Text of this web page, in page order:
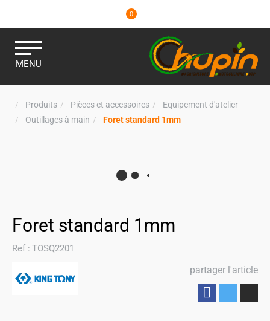
0
MENU
Produits Pièces et accessoires
Equipement d'atelier
Outillages à main
Foret standard 1mm
Foret standard 1mm
Ref : TOSQ2201
partager l'article